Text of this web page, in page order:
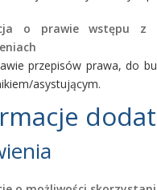
o prawie wstępu z
przepisów prawa, do
asystującym.